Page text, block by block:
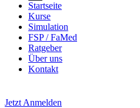
Startseite
Kurse
Simulation
FSP / FaMed
Ratgeber
Über uns
Kontakt
Jetzt Anmelden